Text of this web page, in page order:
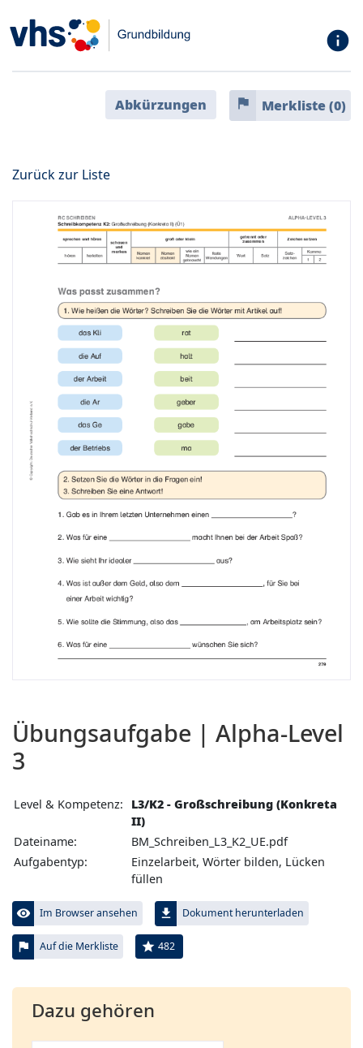
info
Abkürzungen flag Merkliste (0)
Zurück zur Liste
Übungs­aufgabe | Alpha-Level
3
Level & Kompetenz:
L3/K2 - Großschreibung (Konkreta
II)
Dateiname:
BM_Schreiben_L3_K2_UE.pdf
Aufgabentyp:
Einzelarbeit, Wörter bilden, Lücken
füllen
visibility Im Browser ansehen file_download Dokument herunterladen
flag Auf die Merkliste star 482
Dazu gehören